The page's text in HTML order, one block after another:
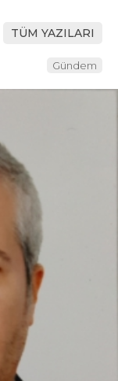
TÜM YAZILARI
Gündem